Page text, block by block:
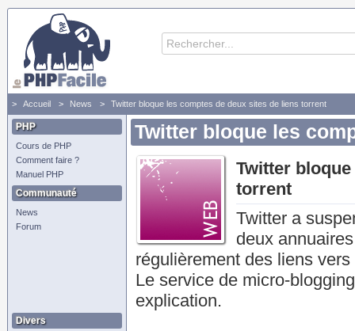
Accueil News Twitter bloque les comptes de deux sites de liens torrent
PHP
Cours de PHP
Comment faire ?
Manuel PHP
Communauté
News
Forum
Divers
Twitter bloque les
Twitter
torrent
Twitter a
deux
régulièrement des liens
Le service de micro-
explication.